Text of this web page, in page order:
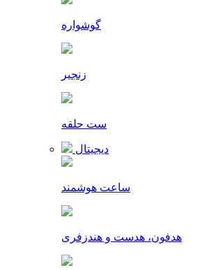
گوشواره
زنجیر
ست حلقه
دیجیتال
ساعت هوشمند
هدفون، هدست و هندزفری